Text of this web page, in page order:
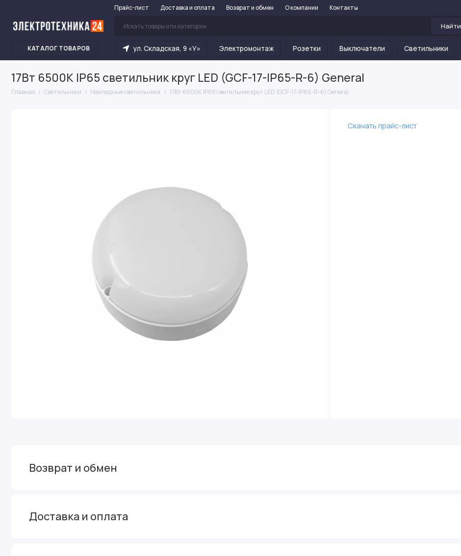
Прайс-лист Доставка и оплата Возврат и обмен О компании Контакты
Найти
КАТАЛОГ ТОВАРОВ ул. Складская, 9 «У» Электромонтаж Розетки Выключатели Светильники
17Вт 6500К IP65 светильник круг LED (GCF-17-IP65-R-6) General
Главная Светильники Накладные светильники 17Вт 6500К IP65 светильник круг LED (GCF-17-IP65-R-6) General
Скачать прайс-лист
Возврат и обмен
Доставка и оплата